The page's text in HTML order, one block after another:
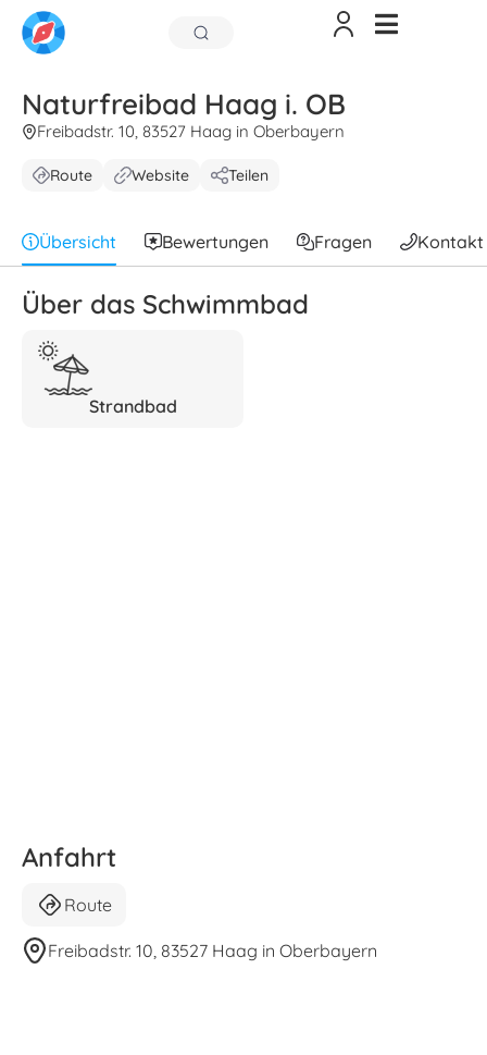
Naturfreibad Haag i. OB
Freibadstr. 10, 83527 Haag in Oberbayern
Route Website Teilen
Übersicht Bewertungen Fragen Kontakt
Über das Schwimmbad
Strandbad
Anfahrt
Route
Freibadstr. 10, 83527 Haag in Oberbayern